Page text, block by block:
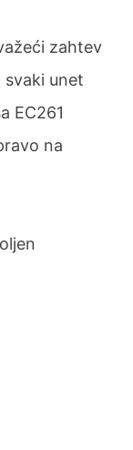
zahtev
svaki unet
EC261
na